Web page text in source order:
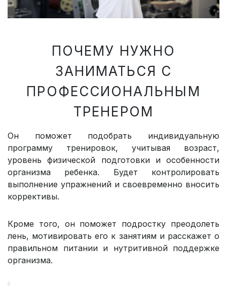
ПОЧЕМУ НУЖНО
ЗАНИМАТЬСЯ С
ПРОФЕССИОНАЛЬНЫМ
ТРЕНЕРОМ
Он поможет подобрать индивидуальную
программу тренировок, учитывая возраст,
уровень физической подготовки и особенности
организма ребенка. Будет контролировать
выполнение упражнений и своевременно вносить
коррективы.
Кроме того, он поможет подростку преодолеть
лень, мотивировать его к занятиям и расскажет о
правильном питании и нутритивной поддержке
организма.